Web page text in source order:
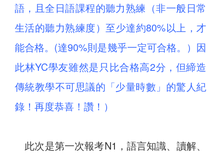
語，且全日語課程的聽力熟練（非一般日常
生活的聽力熟練度）至少達約80%以上，才
能合格。(達90%則是幾乎一定可合格。）因
此林YC學友雖然是只比合格高2分，但締造
傳統教學不可思議的「少量時數」的驚人紀
錄！再度恭喜！讚！）
此次是第一次報考N1，語言知識、讀解、